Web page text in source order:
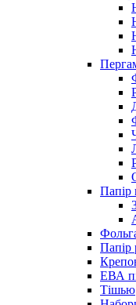
Папір
Папір
ЕВА
Тішью